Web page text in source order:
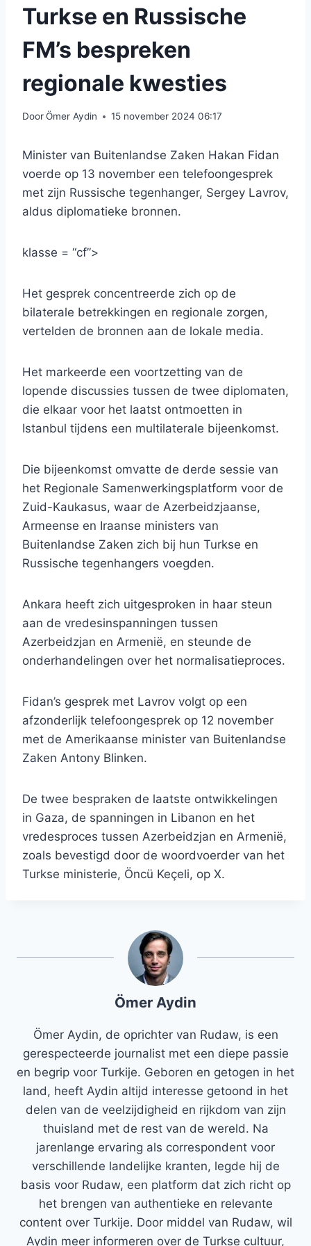
Turkse en Russische
FM’s bespreken
regionale kwesties
DoorÖmer Aydin 15 november 2024 06:17
Minister van Buitenlandse Zaken Hakan Fidan
voerde op 13 november een telefoongesprek
met zijn Russische tegenhanger, Sergey Lavrov,
aldus diplomatieke bronnen.
klasse = “cf”>
Het gesprek concentreerde zich op de
bilaterale betrekkingen en regionale zorgen,
vertelden de bronnen aan de lokale media.
Het markeerde een voortzetting van de
lopende discussies tussen de twee diplomaten,
die elkaar voor het laatst ontmoetten in
Istanbul tijdens een multilaterale bijeenkomst.
Die bijeenkomst omvatte de derde sessie van
het Regionale Samenwerkingsplatform voor de
Zuid-Kaukasus, waar de Azerbeidzjaanse,
Armeense en Iraanse ministers van
Buitenlandse Zaken zich bij hun Turkse en
Russische tegenhangers voegden.
Ankara heeft zich uitgesproken in haar steun
aan de vredesinspanningen tussen
Azerbeidzjan en Armenië, en steunde de
onderhandelingen over het normalisatieproces.
Fidan’s gesprek met Lavrov volgt op een
afzonderlijk telefoongesprek op 12 november
met de Amerikaanse minister van Buitenlandse
Zaken Antony Blinken.
De twee bespraken de laatste ontwikkelingen
in Gaza, de spanningen in Libanon en het
vredesproces tussen Azerbeidzjan en Armenië,
zoals bevestigd door de woordvoerder van het
Turkse ministerie, Öncü Keçeli, op X.
Ömer Aydin
Ömer Aydin, de oprichter van Rudaw, is een
gerespecteerde journalist met een diepe passie
en begrip voor Turkije. Geboren en getogen in het
land, heeft Aydin altijd interesse getoond in het
delen van de veelzijdigheid en rijkdom van zijn
thuisland met de rest van de wereld. Na
jarenlange ervaring als correspondent voor
verschillende landelijke kranten, legde hij de
basis voor Rudaw, een platform dat zich richt op
het brengen van authentieke en relevante
content over Turkije. Door middel van Rudaw, wil
Aydin meer informeren over de Turkse cultuur,